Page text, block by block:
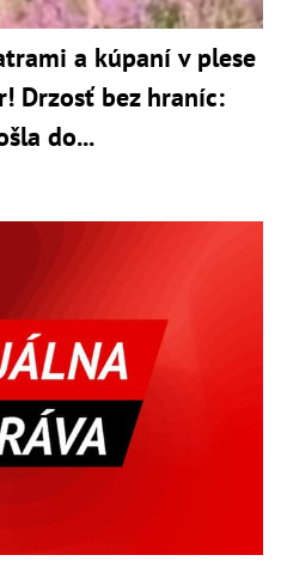
a kúpaní v plese
Drzosť bez hraníc:
do...